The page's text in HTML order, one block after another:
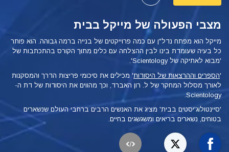
מצבי הפעולה של מייקל בבית
מייקל הוא מפתח נדל"ן עם כמה פרוייקטים של בנייה ברמה גבוהה. הוא פותר
כל בעיה שעומדת בינו לבין ההצלחה עם כלים מתוך הקורס בהתכתבות של
'מבוא לאתיקה של Scientology'.
'הספרים וההרצאות של היסודות' מכילים את סיכומי פריצות הדרך והמסקנות
לאורך מסלול המחקר של ל. רון האברד, וכך מהווים את היסודות של דת ה-
Scientology.
'סיינטולוג'יסטים בבית' מציג את האנשים הרבים ברחבי העולם שנשארים
בטוחים, נשארים בריאים ומשגשגים בחיים.